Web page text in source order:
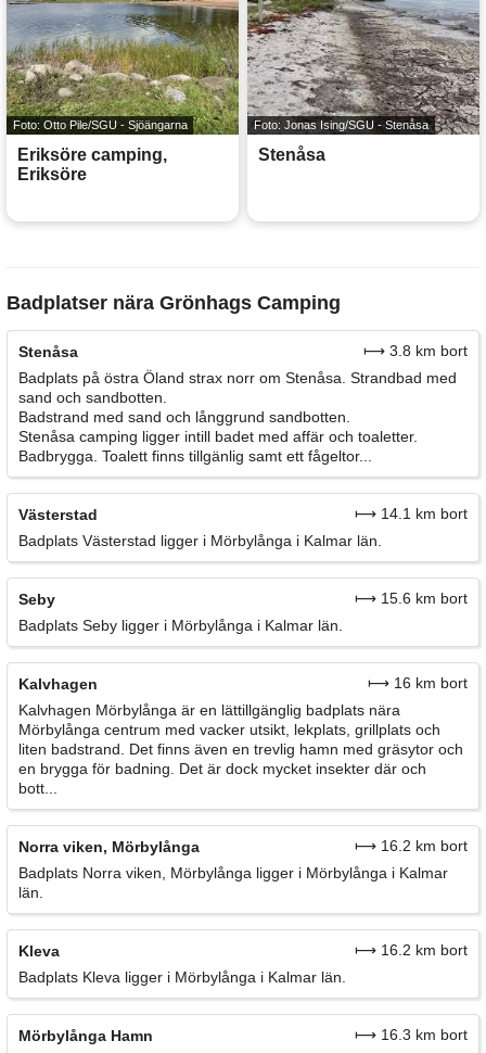
Foto: Otto Pile/SGU - Sjöängarna
Eriksöre camping,
Eriksöre
Foto: Jonas Ising/SGU - Stenåsa
Stenåsa
Badplatser nära Grönhags Camping
Stenåsa
⟼ 3.8 km bort
Badplats på östra Öland strax norr om Stenåsa. Strandbad med
sand och sandbotten.
Badstrand med sand och långgrund sandbotten.
Stenåsa camping ligger intill badet med affär och toaletter.
Badbrygga. Toalett finns tillgänlig samt ett fågeltor...
Västerstad
⟼ 14.1 km bort
Badplats Västerstad ligger i Mörbylånga i Kalmar län.
Seby
⟼ 15.6 km bort
Badplats Seby ligger i Mörbylånga i Kalmar län.
Kalvhagen
⟼ 16 km bort
Kalvhagen Mörbylånga är en lättillgänglig badplats nära
Mörbylånga centrum med vacker utsikt, lekplats, grillplats och
liten badstrand. Det finns även en trevlig hamn med gräsytor och
en brygga för badning. Det är dock mycket insekter där och
bott...
Norra viken, Mörbylånga
⟼ 16.2 km bort
Badplats Norra viken, Mörbylånga ligger i Mörbylånga i Kalmar
län.
Kleva
⟼ 16.2 km bort
Badplats Kleva ligger i Mörbylånga i Kalmar län.
Mörbylånga Hamn
⟼ 16.3 km bort